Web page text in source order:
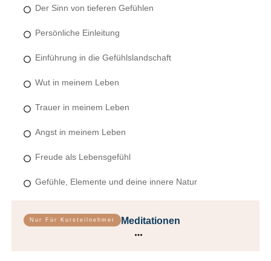
Der Sinn von tieferen Gefühlen
Persönliche Einleitung
Einführung in die Gefühlslandschaft
Wut in meinem Leben
Trauer in meinem Leben
Angst in meinem Leben
Freude als Lebensgefühl
Gefühle, Elemente und deine innere Natur
Nur Für Kursteilnehmer Meditationen